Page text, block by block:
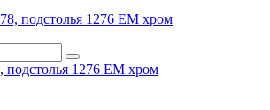
подстолья 1276 ЕМ хром